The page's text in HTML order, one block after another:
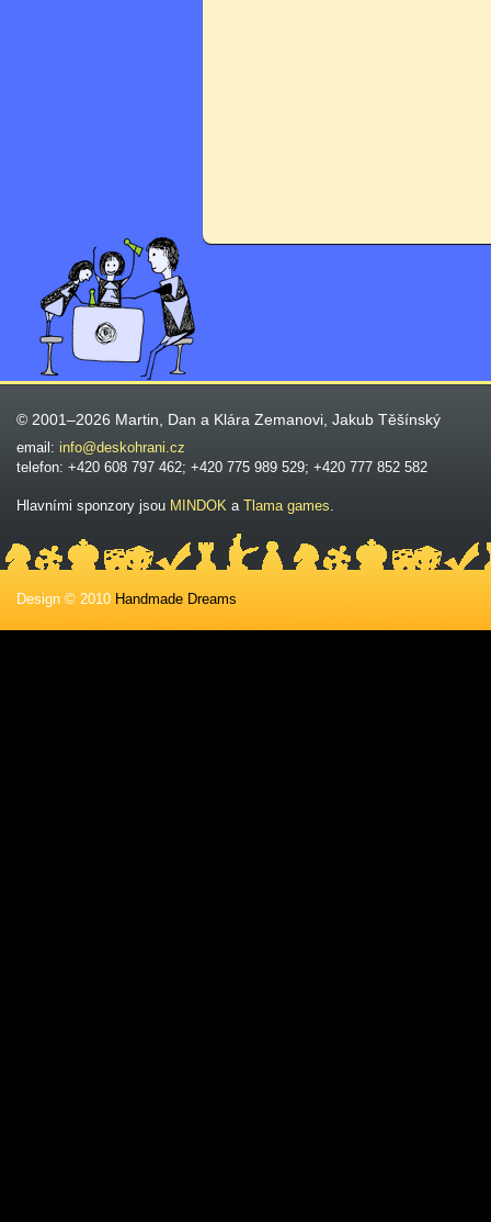
© 2001–2026 Martin, Dan a Klára Zemanovi, Jakub Těšínský
email: info@deskohrani.cz
telefon: +420 608 797 462; +420 775 989 529; +420 777 852 582
Hlavními sponzory jsou MINDOK a Tlama games.
Design © 2010 Handmade Dreams